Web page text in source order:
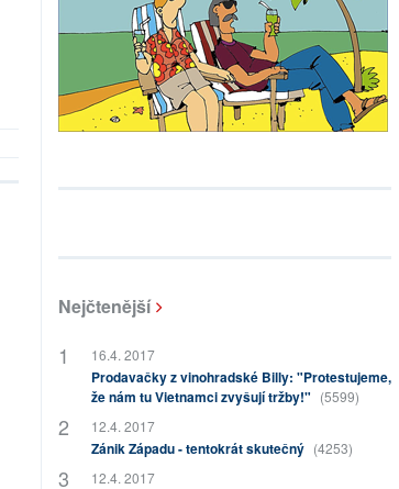
Nejčtenější
16.4. 2017
Prodavačky z vinohradské Billy: "Protestujeme,
že nám tu Vietnamci zvyšují tržby!" (5599)
12.4. 2017
Zánik Západu - tentokrát skutečný (4253)
12.4. 2017